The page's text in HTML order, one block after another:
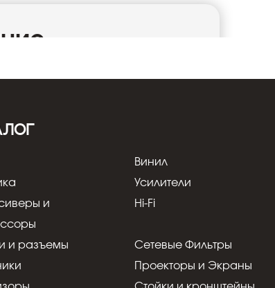
и помехи, которые генерируются
источниками питания и
помехи в совокупности приводят к
вплоть до дефектов.
ECO Filter оснащен комплексом 16
Чрезвычайно хорошие значения
питание без потерь.
c защитой от перенапряжения
Schuko F (16 А 230В) Стандарт DIN
Винил
Усилители
и
Hi-Fi
и разъемы
Сетевые Фильтры
Проекторы и Экраны